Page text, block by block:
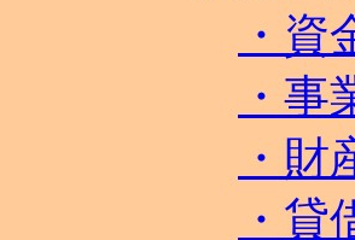
・
・
・財
・貸